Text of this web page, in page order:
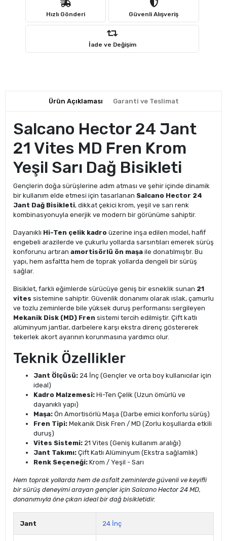
Hızlı Gönderi Güvenli Alışveriş
İade ve Değişim
Ürün Açıklaması Garanti ve Teslimat
Salcano Hector 24 Jant
21 Vites MD Fren Krom
Yeşil Sarı Dağ Bisikleti
Gençlerin doğa sürüşlerine adım atması ve şehir içinde dinamik
bir kullanım elde etmesi için tasarlanan Salcano Hector 24
Jant Dağ Bisikleti, dikkat çekici krom, yeşil ve sarı renk
kombinasyonuyla enerjik ve modern bir görünüme sahiptir.
Dayanıklı Hi-Ten çelik kadro üzerine inşa edilen model, hafif
engebeli arazilerde ve çukurlu yollarda sarsıntıları emerek sürüş
konforunu artıran amortisörlü ön maşa ile donatılmıştır. Bu
yapı, hem asfaltta hem de toprak yollarda dengeli bir sürüş
sağlar.
Bisiklet, farklı eğimlerde sürücüye geniş bir esneklik sunan 21
vites sistemine sahiptir. Güvenlik donanımı olarak ıslak, çamurlu
ve tozlu zeminlerde bile yüksek duruş performansı sergileyen
Mekanik Disk (MD) Fren sistemi tercih edilmiştir. Çift katlı
alüminyum jantlar, darbelere karşı ekstra direnç göstererek
tekerlek akort ayarının korunmasına yardımcı olur.
Teknik Özellikler
Jant Ölçüsü: 24 İnç (Gençler ve orta boy kullanıcılar için
ideal)
Kadro Malzemesi: Hi-Ten Çelik (Uzun ömürlü ve
dayanıklı yapı)
Maşa: Ön Amortisörlü Maşa (Darbe emici konforlu sürüş)
Fren Tipi: Mekanik Disk Fren / MD (Zorlu koşullarda etkili
duruş)
Vites Sistemi: 21 Vites (Geniş kullanım aralığı)
Jant Takımı: Çift Katlı Alüminyum (Ekstra sağlamlık)
Renk Seçeneği: Krom / Yeşil - Sarı
Hem toprak yollarda hem de asfalt zeminlerde güvenli ve keyifli
bir sürüş deneyimi arayan gençler için Salcano Hector 24 MD,
donanımıyla öne çıkan ideal bir dağ bisikletidir.
Jant 24 İnç